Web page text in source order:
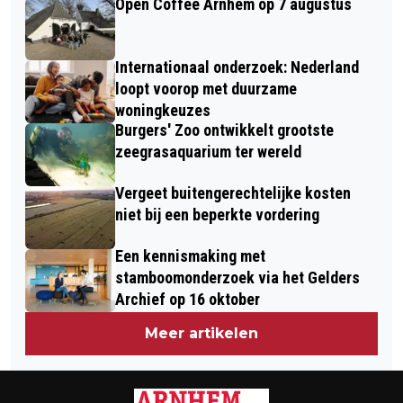
TRANSFORMATORPLEIN
Open Coffee Arnhem op 7 augustus
Internationaal onderzoek: Nederland
loopt voorop met duurzame
woningkeuzes
Burgers' Zoo ontwikkelt grootste
zeegrasaquarium ter wereld
Vergeet buitengerechtelijke kosten
niet bij een beperkte vordering
Een kennismaking met
stamboomonderzoek via het Gelders
Archief op 16 oktober
Meer artikelen